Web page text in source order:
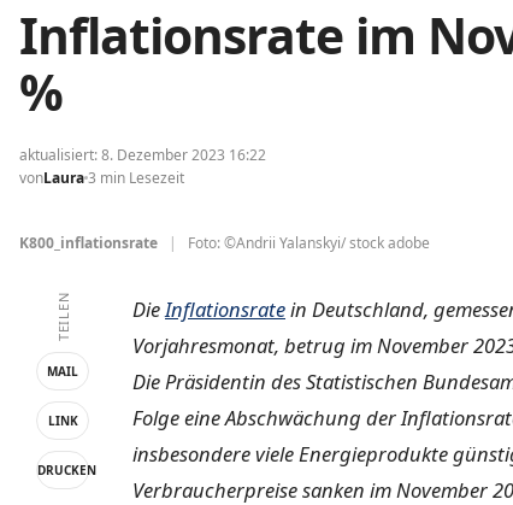
Inflationsrate im
%
aktualisiert: 8. Dezember 2023 16:22
vonLaura3 min Lesezeit
K800_inflationsrate | Foto: ©Andrii Yalanskyi/ stock adobe
TEILEN
MAIL
LINK
DRUCKEN
DieInflationsratein Deutschland,
Vorjahresmonat, betrug im November
Die Präsidentin des Statistischen
Folge eine Abschwächung der
insbesondere viele Energieprodukte
Verbraucherpreise sanken im November